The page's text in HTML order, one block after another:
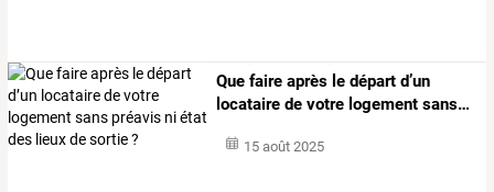
Que faire après le départ d’un
locataire de votre logement sans…
15 août 2025